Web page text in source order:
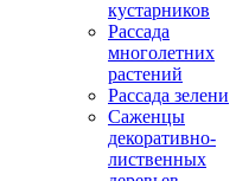
кустарников
Рассада
многолетних
растений
Рассада зелени
Саженцы
декоративно-
лиственных